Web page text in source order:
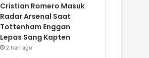
Cristian Romero Masuk
Radar Arsenal Saat
Tottenham Enggan
Lepas Sang Kapten
2 hari ago